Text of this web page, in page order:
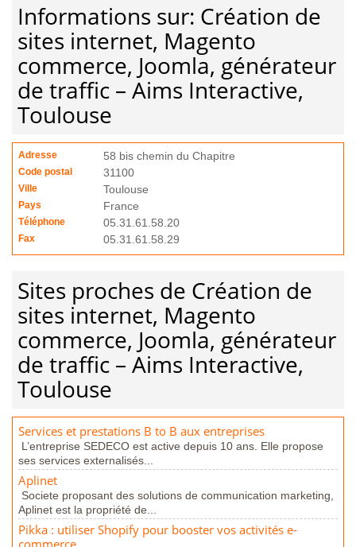
Informations sur: Création de
sites internet, Magento
commerce, Joomla, générateur
de traffic – Aims Interactive,
Toulouse
Adresse 58 bis chemin du Chapitre
Code postal 31100
Ville Toulouse
Pays France
Téléphone 05.31.61.58.20
Fax 05.31.61.58.29
Sites proches de Création de
sites internet, Magento
commerce, Joomla, générateur
de traffic – Aims Interactive,
Toulouse
Services et prestations B to B aux entreprises
L’entreprise SEDECO est active depuis 10 ans. Elle propose
ses services externalisés...
Aplinet
Societe proposant des solutions de communication marketing,
Aplinet est la propriété de...
Pikka : utiliser Shopify pour booster vos activités e-